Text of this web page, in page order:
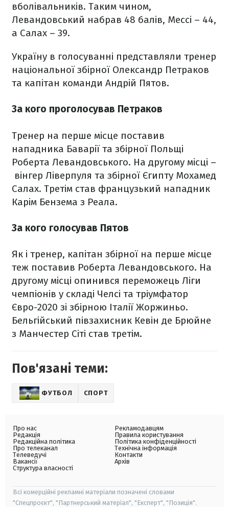
вболівальників. Таким чином,
Левандовський набрав 48 балів, Мессі – 44,
а Салах – 39.
Україну в голосуванні представляли тренер
національної збірної Олександр Петраков
та капітан команди Андрій Пятов.
За кого проголосував Петраков
Тренер на перше місце поставив
нападника Баварії та збірної Польщі
Роберта Левандовського. На другому місці –
вінгер Ліверпуля та збірної Єгипту Мохамед
Салах. Третім став французький нападник
Карім Бензема з Реала.
За кого голосував Пятов
Як і тренер, капітан збірної на перше місце
теж поставив Роберта Левандовського. На
другому місці опинився переможець Ліги
чемпіонів у складі Челсі та тріумфатор
Євро-2020 зі збірною Італії Жоржиньо.
Бельгійський півзахисник Кевін де Брюйне
з Манчестер Сіті став третім.
Пов'язані теми:
ФУТБОЛ СПОРТ
Про нас
Редакція
Редакційна політика
Про телеканал
Телеведучі
Вакансії
Структура власності
Рекламодавцям
Правила користування
Політика конфіденційності
Технічна інформація
Контакти
Архів
Всі комерційні рекламні матеріали позначені словами
"Спецпроєкт", "Партнерський матеріал", "Експерт", "Позиція".